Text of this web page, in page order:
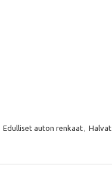
Edulliset auton renkaat, Halvat